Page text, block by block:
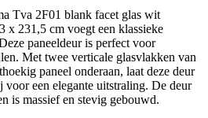
Tva 2F01 blank facet glas wit
x 231,5 cm voegt een klassieke
paneeldeur is perfect voor
Met twee verticale glasvlakken van
paneel onderaan, laat deze deur
een elegante uitstraling. De deur
is massief en stevig gebouwd.